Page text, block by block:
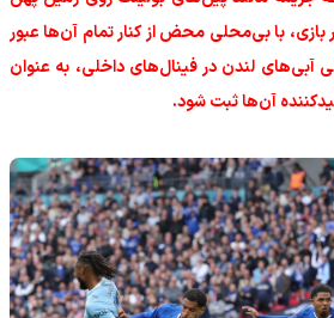
بازی، با بی‌محلی محض از کنار تمام آن‌ها عبور
آبی‌های لندن در فینال‌های داخلی، به عنوان
آن‌ها ثبت شود.